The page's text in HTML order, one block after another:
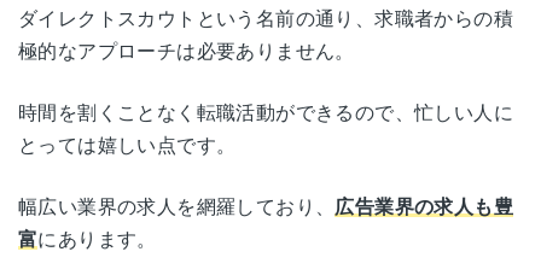
公式サイト https://directscout.recruit.co.jp/
運営会社
トナーズ
番号
13-ユ-317880
ダイレクトスカウトという名前の通り、求職者からの積
極的なアプローチは必要ありません。
時間を割くことなく転職活動ができるので、忙しい人に
とっては嬉しい点です。
幅広い業界の求人を網羅しており、 広告業界の求人も豊
富にあります。